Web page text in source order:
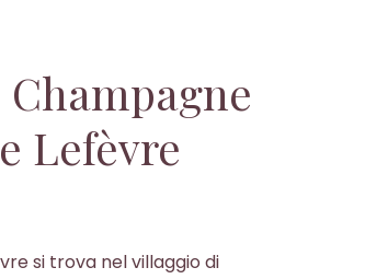
Lefèvre
si trova nel villaggio di